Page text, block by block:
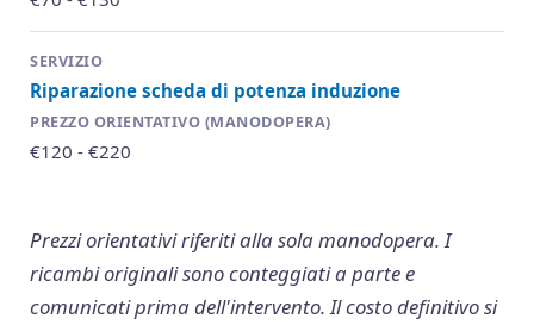
Riparazione scheda di potenza induzione
€120 - €220
Prezzi orientativi riferiti alla sola manodopera. I
ricambi originali sono conteggiati a parte e
comunicati prima dell'intervento. Il costo definitivo si